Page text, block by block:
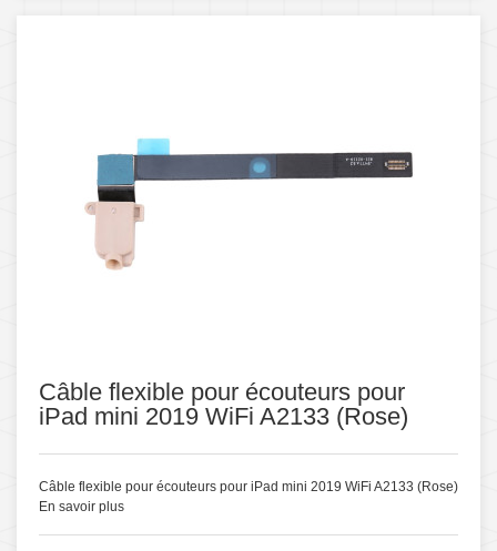
Câble flexible pour écouteurs pour
iPad mini 2019 WiFi A2133 (Rose)
Câble flexible pour écouteurs pour iPad mini 2019 WiFi A2133 (Rose)
En savoir plus